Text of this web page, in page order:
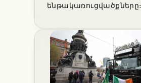
ենթակառուցվածքները։